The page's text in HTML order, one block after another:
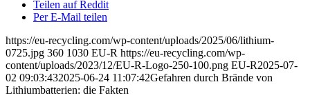
Teilen auf Reddit
Per E-Mail teilen
https://eu-recycling.com/wp-content/uploads/2025/06/lithium-
0725.jpg 360 1030 EU-R https://eu-recycling.com/wp-
content/uploads/2023/12/EU-R-Logo-250-100.png EU-R2025-07-
02 09:03:432025-06-24 11:07:42Gefahren durch Brände von
Lithiumbatterien: die Fakten